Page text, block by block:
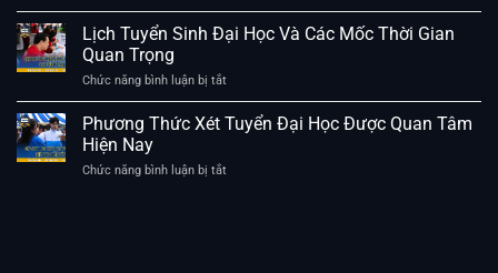
Thí
Sinh
Học
Các
2026
Quy
Chế
Tuyển
Và
Những
Lịch Tuyển Sinh Đại Học Và Các Mốc Thời Gian
Quan Trọng
Chức năng bình luận bị tắt
Lịch
Tuyển
Sinh
Phương Thức Xét Tuyển Đại Học Được Quan Tâm
Hiện Nay
Chức năng bình luận bị tắt